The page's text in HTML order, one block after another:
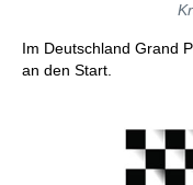
Im Deutschland Grand
an den Start.